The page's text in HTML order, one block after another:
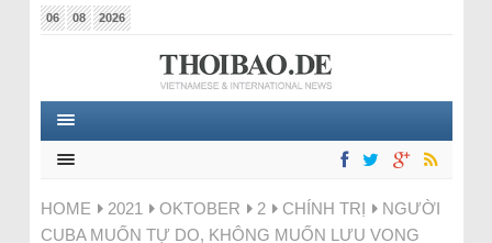
06 08 2026
HOME 2021 OKTOBER 2 CHÍNH TRỊ
NGƯỜI
CUBA MUỐN TỰ DO, KHÔNG MUỐN LƯU VONG